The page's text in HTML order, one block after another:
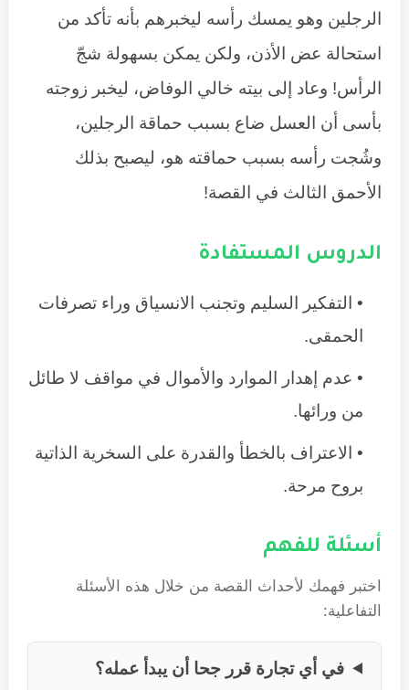
الرجلين وهو يمسك رأسه ليخبرهم بأنه تأكد من
استحالة عض الأذن، ولكن يمكن بسهولة شجّ
الرأس! وعاد إلى بيته خالي الوفاض، ليخبر زوجته
بأسى أن العسل ضاع بسبب حماقة الرجلين،
وشُجت رأسه بسبب حماقته هو، ليصبح بذلك
الأحمق الثالث في القصة!
الدروس المستفادة
التفكير السليم وتجنب الانسياق وراء تصرفات
الحمقى.
عدم إهدار الموارد والأموال في مواقف لا طائل
من ورائها.
الاعتراف بالخطأ والقدرة على السخرية الذاتية
بروح مرحة.
أسئلة للفهم
اختبر فهمك لأحداث القصة من خلال هذه الأسئلة
التفاعلية:
في أي تجارة قرر جحا أن يبدأ عمله؟